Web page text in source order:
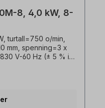
8, 4,0 kW, 8-
turtall=750 o/min,
mm, spenning=3 x
V-60 Hz (± 5 % i
%,
Driftsmodus=S1-